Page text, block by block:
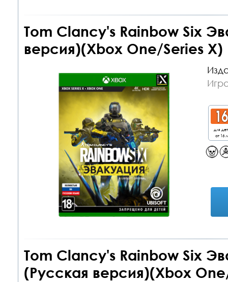
Tom Clancy's Rainbow Six
версия)(Xbox One/Series X)
для
от 16
Tom Clancy's Rainbow Six
(Русская версия)(Xbox